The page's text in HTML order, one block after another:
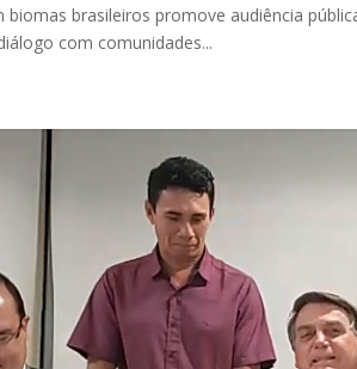
biomas brasileiros promove audiência
com comunidades...